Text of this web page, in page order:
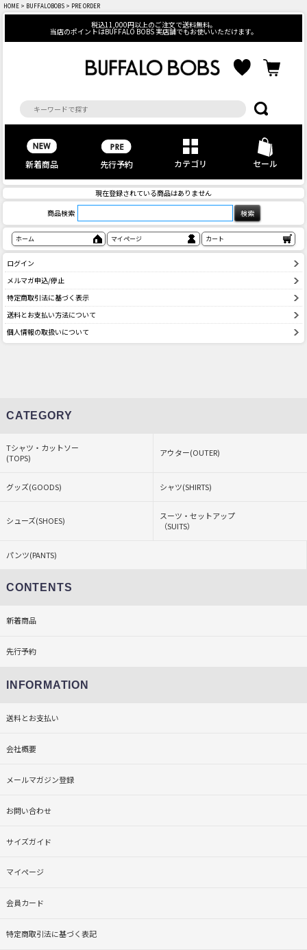
HOME > BUFFALOBOBS > PRE ORDER
税込11,000円以上のご注文で送料無料。
当店のポイントはBUFFALO BOBS 実店舗でもお使いいただけます。
新着商品 先行予約 カテゴリ セール
現在登録されている商品はありません
商品検索
ホーム マイページ カート
ログイン
メルマガ申込/停止
特定商取引法に基づく表示
送料とお支払い方法について
個人情報の取扱いについて
CATEGORY
Tシャツ・カットソー
(TOPS)
アウター(OUTER)
グッズ(GOODS) シャツ(SHIRTS)
シューズ(SHOES)
スーツ・セットアップ
（SUITS）
パンツ(PANTS)
CONTENTS
新着商品
先行予約
INFORMATION
送料とお支払い
会社概要
メールマガジン登録
お問い合わせ
サイズガイド
マイページ
会員カード
特定商取引法に基づく表記